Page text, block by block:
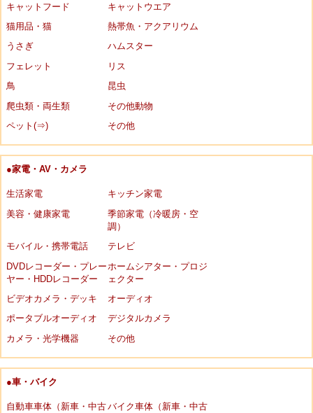
キャットフード
キャットウエア
猫用品・猫
熱帯魚・アクアリウム
うさぎ
ハムスター
フェレット
リス
鳥
昆虫
爬虫類・両生類
その他動物
ペット(⇒)
その他
●家電・AV・カメラ
生活家電
キッチン家電
美容・健康家電
季節家電（冷暖房・空
調）
モバイル・携帯電話
テレビ
DVDレコーダー・プレー
ヤー・HDDレコーダー
ホームシアター・プロジ
ェクター
ビデオカメラ・デッキ
オーディオ
ポータブルオーディオ
デジタルカメラ
カメラ・光学機器
その他
●車・バイク
自動車車体（新車・中古バイク車体（新車・中古